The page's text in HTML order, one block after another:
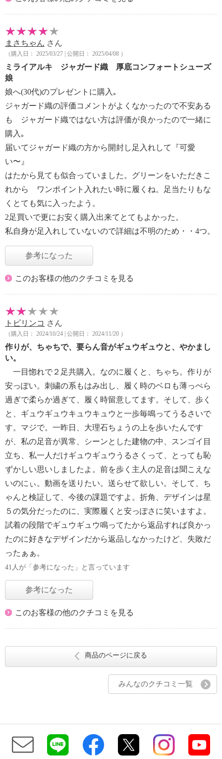
まさちゃん さん
（購入日： 2025/03/27 | 公開日： 2025/04/08 ）
ミライアルキ ジャガード織 厚底コンフォートシューズ
娘
娘へ(30代)のプレゼントに購入｡
ジャガード織の評価コメントがよくなかったので不安ある
も ジャガード織ではない方は評価が良かったので一緒に
購入｡
届いてジャガード織の方から開封し足入れして『可愛
い〜』
はたから見ても似合っていました。グリーンをいただきこ
れから ワンポイント入れたい時に履くね。足当たりもな
くとても気に入ったよう。
2足買いで更にお安く購入出来てとてもよかった。
私自身が足入れしていないので詳細は不明のため・・4つ。
参考になった
このお客様の他のクチコミを見る
トビリンコ さん
（購入日： 2024/10/24 | 公開日： 2024/11/20 ）
作りが、ちゃちで、要らん音がギュウギュウと、やかまし
い。
一目惚れで２足共購入。なのに履くと、ちゃち。作りが
安っぽい。刺繍の系もはみ出し、履く時のベロも薄っぺら
過ぎで柔らか過ぎて、履く時留意してます。そして、歩く
と、ギュウギュウキュウキュウと一歩毎鳴ってうるさいで
す。マジで。一昨日、大理石ちょうの上を歩いたんです
が、私の足音が異常、シーンとした建物の中、スンゴイ目
立ち、私一人だけギュウギュウうるさくって、とっても恥
ずかしい思いしましたよ。前を歩く主人の足音は聞こえな
いのにぃ。動画を送りたい。送らせて欲しい。そして、ち
ゃんと検証して、今後の課題ですよ。折角、デザインは星
５の気分だったのに、実際履くと安っぽさに笑いますよ。
試着の段階でギュウギュウ鳴ってたから返品すれば良かっ
たのに好きなデザインだから返品しなかったけど、失敗だ
ったぁぁ。
41人が「参考になった」と言っています
参考になった
このお客様の他のクチコミを見る
商品のページに戻る
みんなのクチコミ一覧